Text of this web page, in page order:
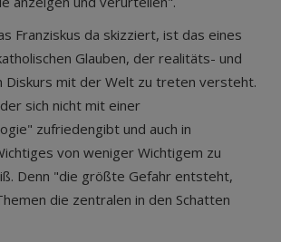
Franziskus da skizziert, ist das eines
Glauben, der realitäts- und
Diskurs mit der Welt zu treten versteht.
sich nicht mit einer
zufriedengibt und auch in
von weniger Wichtigem zu
Denn "die größte Gefahr entsteht,
die zentralen in den Schatten